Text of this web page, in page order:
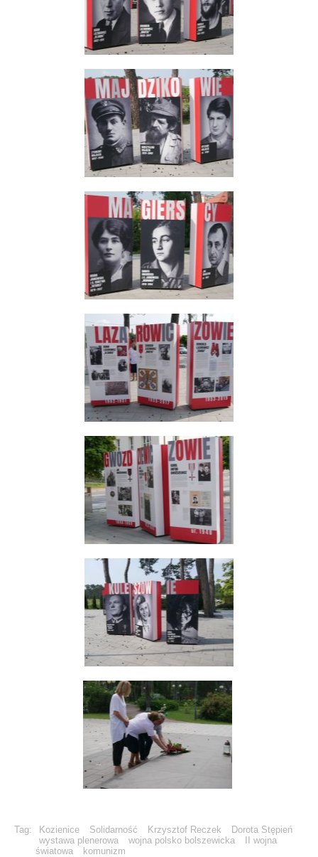
Tag: Kozienice Solidarność Krzysztof Reczek
Dorota Stępień
wystawa plenerowa
wojna polsko bolszewicka
II wojna
światowa
komunizm